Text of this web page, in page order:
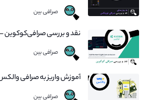
صرافی بین
نقد و بررسی صرافی‌کوکوین – Kucoin Exchange
صرافی بین
آموزش واریز به صرافی
صرافی بین